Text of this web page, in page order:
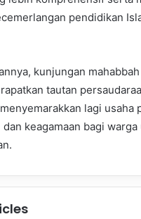
pendidikan
kunjungan
tautan
lagi usaha
keagamaan bagi